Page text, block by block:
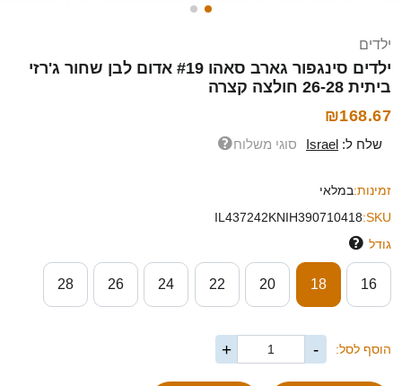
ילדים
ילדים סינגפור גארב סאהו #19 אדום לבן שחור ג'רזי
ביתית 26-28 חולצה קצרה
₪168.67
שלח ל: Israel סוגי משלוח
זמינות:במלאי
SKU:
IL437242KNIH390710418
גודל
16
18
20
22
24
26
28
הוסף לסל: -
+